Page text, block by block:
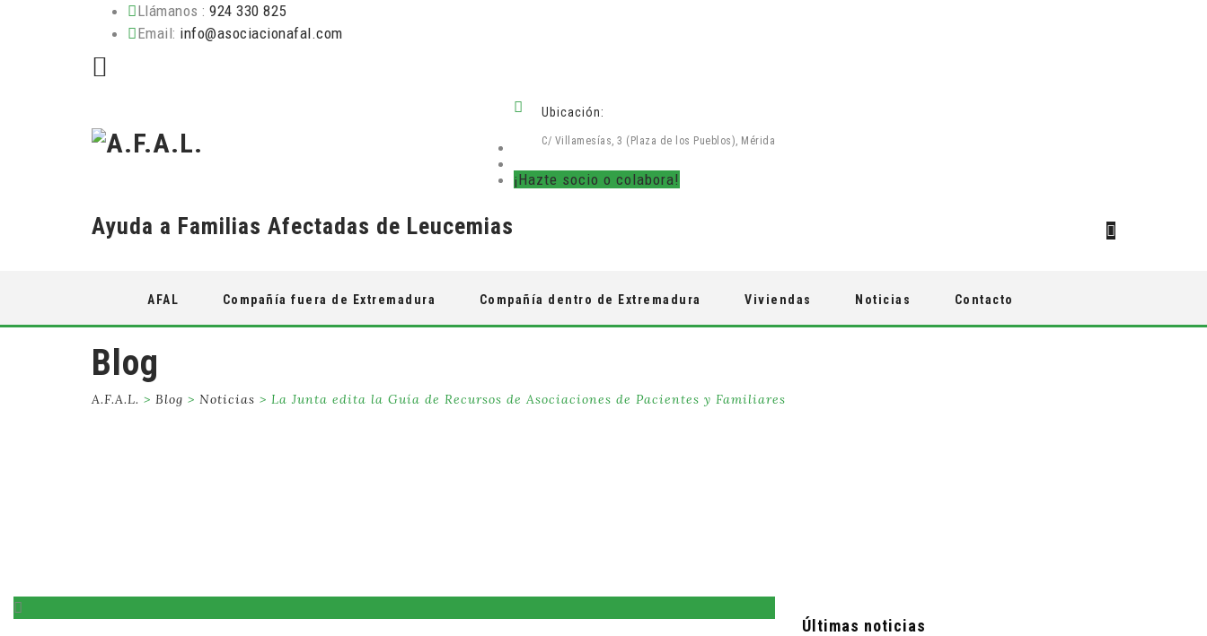
Llámanos : 924 330 825
Email: info@asociacionafal.com
Ayuda a Familias Afectadas de Leucemias
Ubicación:
C/ Villamesías, 3 (Plaza de los Pueblos), Mérida
¡Hazte socio o colabora!
content
AFAL Compañía fuera de Extremadura Compañía dentro de Extremadura Viviendas Noticias Contacto
Blog
A.F.A.L. > Blog > Noticias > La Junta edita la Guía de Recursos de Asociaciones de Pacientes y Familiares
Últimas noticias